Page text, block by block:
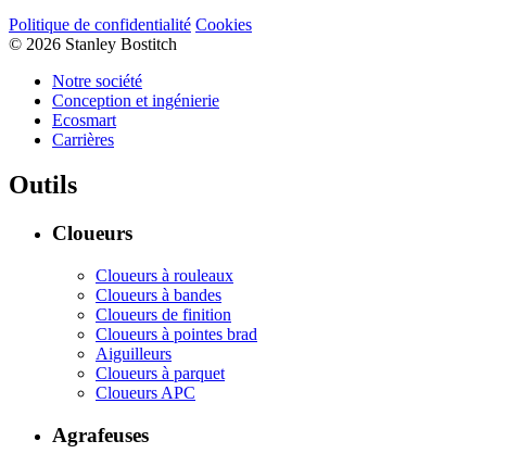
Politique de confidentialité Cookies
© 2026 Stanley Bostitch
Notre société
Conception et ingénierie
Ecosmart
Carrières
Outils
Cloueurs
Cloueurs à rouleaux
Cloueurs à bandes
Cloueurs de finition
Cloueurs à pointes brad
Aiguilleurs
Cloueurs à parquet
Cloueurs APC
Agrafeuses